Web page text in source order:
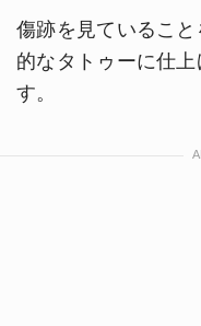
傷跡を見ているこ
的なタトゥーに仕
す。